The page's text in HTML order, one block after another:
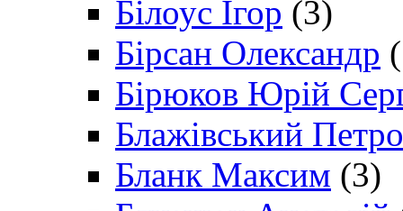
Білоус Ігор (3)
Бірсан Олександр
Бірюков Юрій
Блажівський Петро
Бланк Максим (3)